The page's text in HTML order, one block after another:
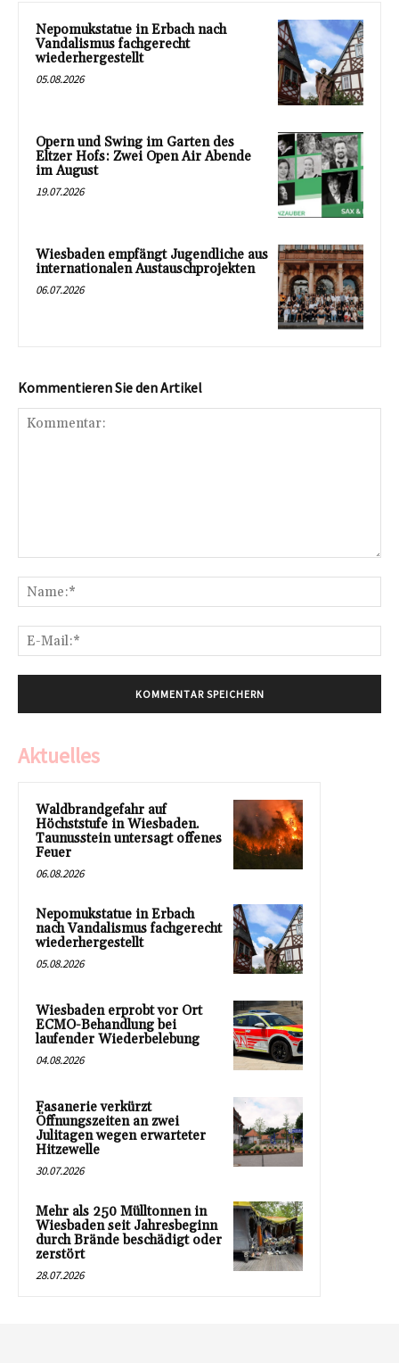
Nepomukstatue in Erbach nach
Vandalismus fachgerecht
wiederhergestellt
05.08.2026
Opern und Swing im Garten des
Eltzer Hofs: Zwei Open Air Abende
im August
19.07.2026
Wiesbaden empfängt Jugendliche aus
internationalen Austauschprojekten
06.07.2026
Kommentieren Sie den Artikel
Aktuelles
Waldbrandgefahr auf
Höchststufe in Wiesbaden.
Taunusstein untersagt offenes
Feuer
06.08.2026
Nepomukstatue in Erbach
nach Vandalismus fachgerecht
wiederhergestellt
05.08.2026
Wiesbaden erprobt vor Ort
ECMO-Behandlung bei
laufender Wiederbelebung
04.08.2026
Fasanerie verkürzt
Öffnungszeiten an zwei
Julitagen wegen erwarteter
Hitzewelle
30.07.2026
Mehr als 250 Mülltonnen in
Wiesbaden seit Jahresbeginn
durch Brände beschädigt oder
zerstört
28.07.2026